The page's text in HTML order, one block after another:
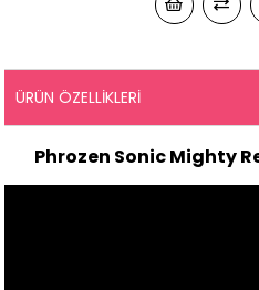
ÜRÜN ÖZELLIKLERI
Phrozen Sonic Mighty